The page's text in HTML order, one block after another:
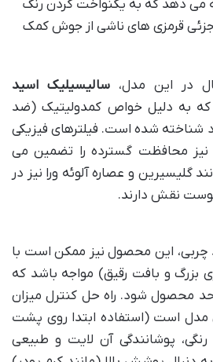
می دهد که به یکنواخت کردن رنگ
قرمزی های ناشی از جوش کمک
در این مدل، سالیسیلیک اسید
به دلیل خواص کمدولیتیک (ضد
شده است. فیلترهای فیزیکی
و شیمیایی محافظ UV نیز محافظت گسترده را تضمین می
گلیسیرین و عصاره آلوئه ورا نیز در
نقش دارند.
چربی، این محصول نیز ممکن است با
و بافت رقیق) مواجه باشد که
محصول شود. راه حل کنترل میزان
است (استفاده ابتدا روی پشت
پوشانندگی آن لایت و طبیعی